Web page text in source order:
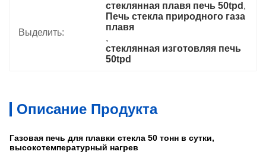
Выделить:
стеклянная плавя печь 50tpd
Печь стекла природного газа
плавя
,
стеклянная изготовляя печь
50tpd
Описание Продукта
Газовая печь для плавки стекла 50 тонн в сутки,
высокотемпературный нагрев